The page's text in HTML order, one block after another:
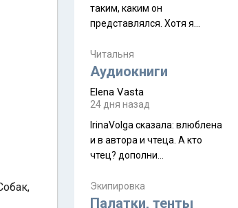
таким, каким он
представлялся. Хотя я
краешек, но все же схватила
ауру штата, как-то он меня
природа, мягкие
такая как бы переходная
ступень между привычной
нам Индией и остальными
надеюсь увидеть.
Читальня
Аудиокниги
Elena Vasta
24 дня назад
IrinaVolga сказалa: влюблена
и в автора и чтеца. А кто
чтец? дополни
Экипировка
Палатки, тенты